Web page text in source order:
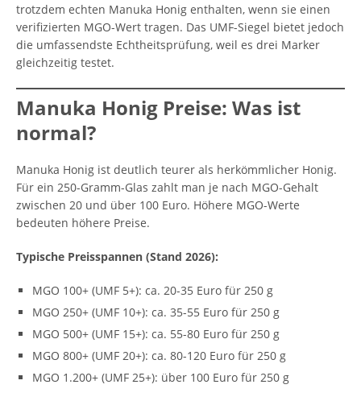
trotzdem echten Manuka Honig enthalten, wenn sie einen
verifizierten MGO-Wert tragen. Das UMF-Siegel bietet jedoch
die umfassendste Echtheitsprüfung, weil es drei Marker
gleichzeitig testet.
Manuka Honig Preise: Was ist
normal?
Manuka Honig ist deutlich teurer als herkömmlicher Honig.
Für ein 250-Gramm-Glas zahlt man je nach MGO-Gehalt
zwischen 20 und über 100 Euro. Höhere MGO-Werte
bedeuten höhere Preise.
Typische Preisspannen (Stand 2026):
MGO 100+ (UMF 5+): ca. 20-35 Euro für 250 g
MGO 250+ (UMF 10+): ca. 35-55 Euro für 250 g
MGO 500+ (UMF 15+): ca. 55-80 Euro für 250 g
MGO 800+ (UMF 20+): ca. 80-120 Euro für 250 g
MGO 1.200+ (UMF 25+): über 100 Euro für 250 g